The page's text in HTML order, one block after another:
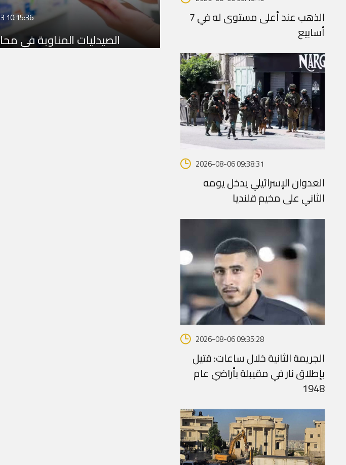
10:15:36
الصيدليات المناوبة في
الذهب عند أعلى مستوى له في 7
أسابيع
2026-08-06 09:38:31
العدوان الإسرائيلي يدخل يومه
الثاني على مخيم قلنديا
2026-08-06 09:35:28
الجريمة الثانية خلال ساعات: قتيل
بإطلاق نار في مقيبلة بأراضي عام
1948